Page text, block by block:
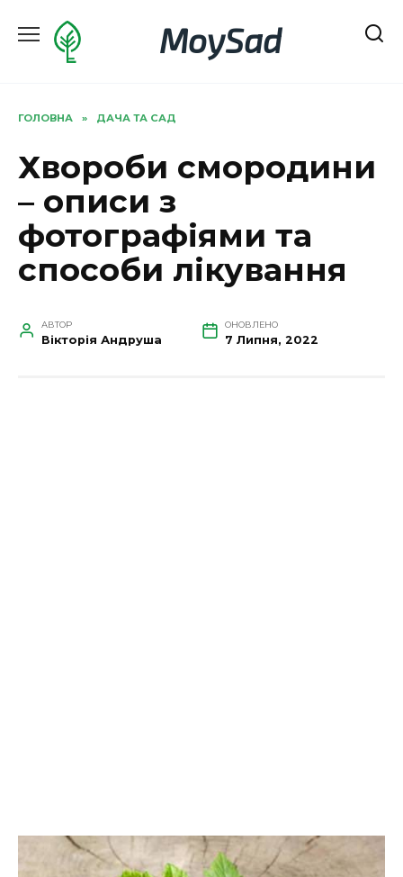
до
MoySad
ГОЛОВНА » ДАЧА ТА САД
Хвороби смородини
– описи з
фотографіями та
способи лікування
АВТОР
Вікторія Андруша
ОНОВЛЕНО
7 Липня, 2022